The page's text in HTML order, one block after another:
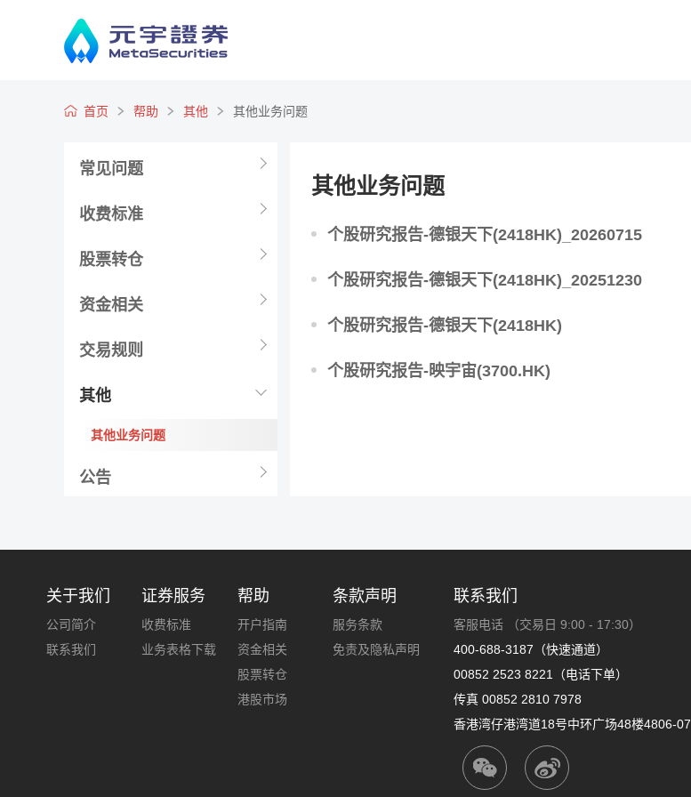
首页 帮助 其他 其他业务问题
常见问题
收费标准
股票转仓
资金相关
交易规则
其他
其他业务问题
公告
其他业务问题
个股研究报告-德银天下(2418HK)_20260715
个股研究报告-德银天下(2418HK)_20251230
个股研究报告-德银天下(2418HK)
个股研究报告-映宇宙(3700.HK)
关于我们
公司简介
联系我们
证券服务
收费标准
业务表格下载
帮助
开户指南
资金相关
股票转仓
港股市场
条款声明
服务条款
免责及隐私声明
联系我们
客服电话
（交易日 9:00 - 17:30）
400-688-3187（快速通道）
00852 2523 8221（电话下单）
传真 00852 2810 7978
香港湾仔港湾道18号中环广场48楼4806-07